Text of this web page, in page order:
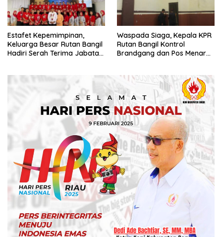
Estafet Kepemimpinan,
Keluarga Besar Rutan Bangil
Hadiri Serah Terima Jabatan
Waspada Siaga, Kepala KPR
Rutan Bangil Kontrol
Brandgang dan Pos Menara